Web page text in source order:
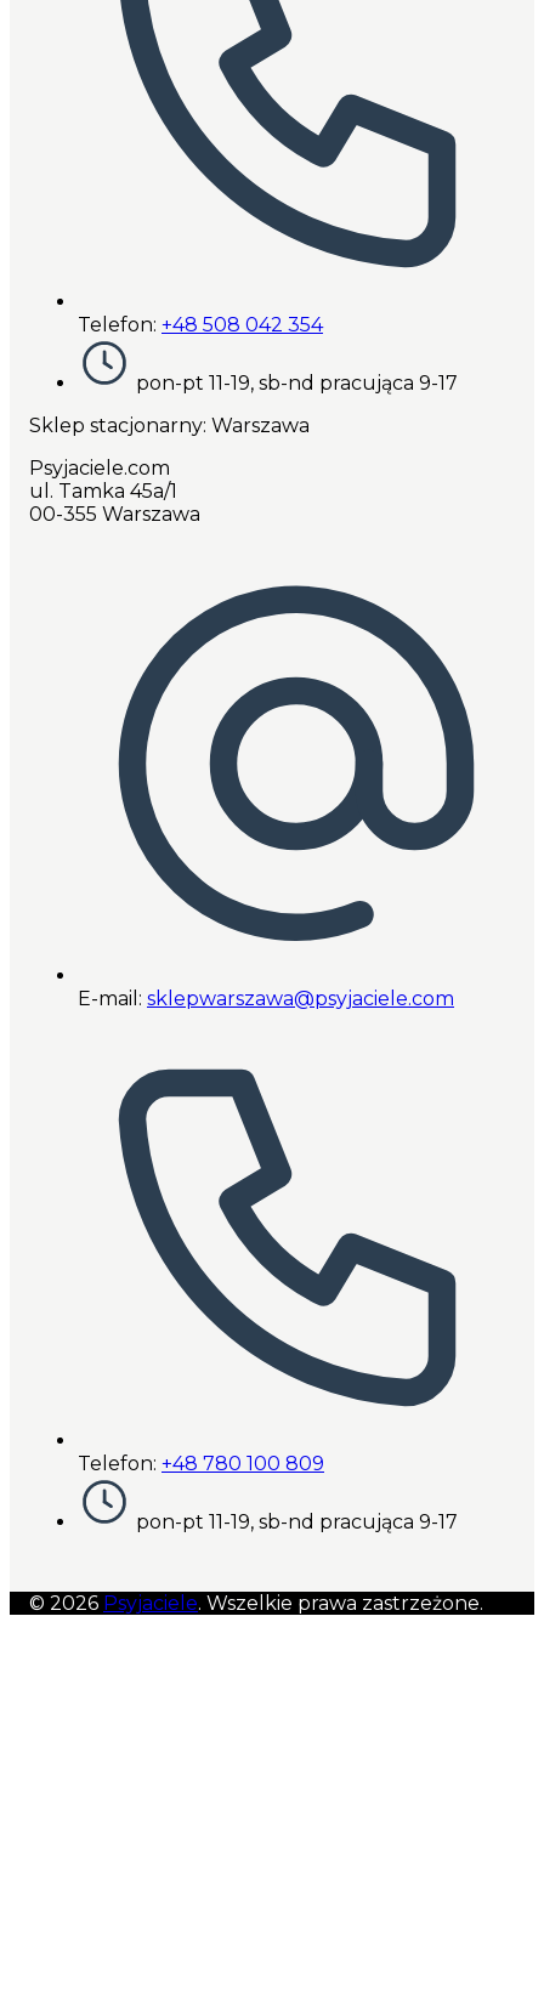
Telefon: +48 508 042 354
pon-pt 11-19, sb-nd pracująca 9-17
Sklep stacjonarny: Warszawa
Psyjaciele.com
ul. Tamka 45a/1
00-355 Warszawa
E-mail: sklepwarszawa@psyjaciele.com
Telefon: +48 780 100 809
pon-pt 11-19, sb-nd pracująca 9-17
© 2026 Psyjaciele. Wszelkie prawa zastrzeżone.